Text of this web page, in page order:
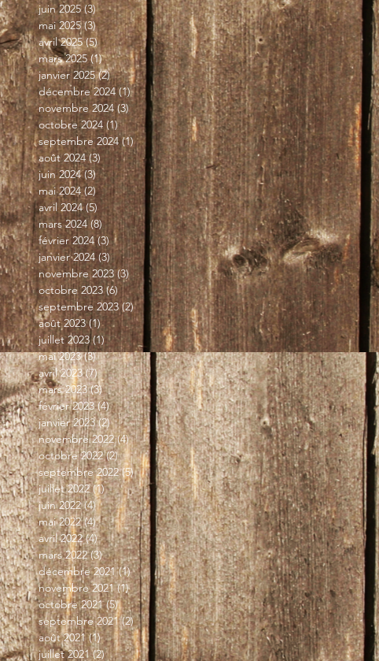
juin 2025 (3)3 posts
mai 2025 (3)3 posts
avril 2025 (5)5 posts
mars 2025 (1)1 post
janvier 2025 (2)2 posts
décembre 2024 (1)1 post
novembre 2024 (3)3 posts
octobre 2024 (1)1 post
septembre 2024 (1)1 post
août 2024 (3)3 posts
juin 2024 (3)3 posts
mai 2024 (2)2 posts
avril 2024 (5)5 posts
mars 2024 (8)8 posts
février 2024 (3)3 posts
janvier 2024 (3)3 posts
novembre 2023 (3) 3 posts
octobre 2023 (6) 6 posts
septembre 2023 (2)2 posts
août 2023 (1)1 post
juillet 2023 (1) 1 post
mai 2023 (3)3 posts
avril 2023 (7)7 posts
mars 2023 (3)3 posts
février 2023 (4)4 posts
janvier 2023 (2)2 posts
novembre 2022 (4)4 posts
octobre 2022 (2)2 posts
septembre 2022 (5)5 posts
juillet 2022 (1)1 post
juin 2022 (4)4 posts
mai 2022 (4)4 posts
avril 2022 (4)4 posts
mars 2022 (3)3 posts
décembre 2021 (1)1 post
novembre 2021 (1)1 post
octobre 2021 (5)5 posts
septembre 2021 (2)2 posts
août 2021 (1)1 post
juillet 2021 (2)2 posts